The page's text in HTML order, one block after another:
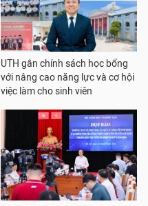
UTH gắn chính sách học bổng
với nâng cao năng lực và cơ hội
việc làm cho sinh viên